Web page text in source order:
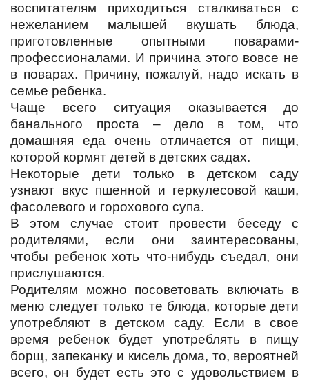
воспитателям приходиться сталкиваться с
нежеланием малышей вкушать блюда,
приготовленные опытными поварами-
профессионалами. И причина этого вовсе не
в поварах. Причину, пожалуй, надо искать в
семье ребенка.
Чаще всего ситуация оказывается до
банального проста – дело в том, что
домашняя еда очень отличается от пищи,
которой кормят детей в детских садах.
Некоторые дети только в детском саду
узнают вкус пшенной и геркулесовой каши,
фасолевого и горохового супа.
В этом случае стоит провести беседу с
родителями, если они заинтересованы,
чтобы ребенок хоть что-нибудь съедал, они
прислушаются.
Родителям можно посоветовать включать в
меню следует только те блюда, которые дети
употребляют в детском саду. Если в свое
время ребенок будет употреблять в пищу
борщ, запеканку и кисель дома, то, вероятней
всего, он будет есть это с удовольствием в